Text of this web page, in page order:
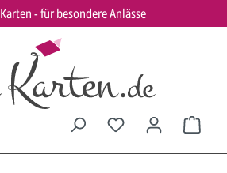
- für besondere Anlässe